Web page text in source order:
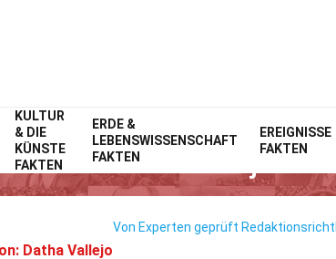
KULTUR
& DIE
KÜNSTE
FAKTEN
ERDE &
LEBENSWISSENSCHAFT
FAKTEN
EREIGNISSE
FAKTEN
Home NaturFakten
40 Fakten Über Thuja
Datha Vallejo
Von Experten geprüft